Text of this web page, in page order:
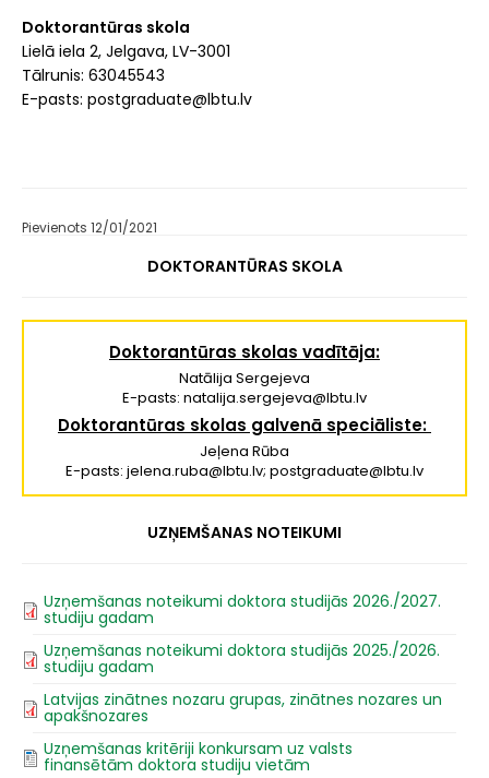
Doktorantūras skola
Lielā iela 2, Jelgava, LV-3001
Tālrunis: 63045543
E-pasts: postgraduate@lbtu.lv
Pievienots 12/01/2021
DOKTORANTŪRAS SKOLA
Doktorantūras skolas vadītāja:
Natālija Sergejeva
E-pasts: natalija.sergejeva@lbtu.lv
Doktorantūras skolas galvenā speciāliste:
Jeļena Rūba
E-pasts: jelena.ruba@lbtu.lv; postgraduate@lbtu.lv
UZŅEMŠANAS NOTEIKUMI
Uzņemšanas noteikumi doktora studijās 2026./2027.
studiju gadam
Uzņemšanas noteikumi doktora studijās 2025./2026.
studiju gadam
Latvijas zinātnes nozaru grupas, zinātnes nozares un
apakšnozares
Uzņemšanas kritēriji konkursam uz valsts
finansētām doktora studiju vietām